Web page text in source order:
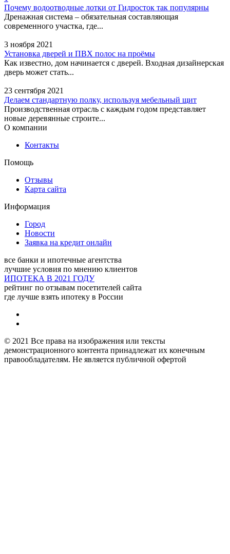
Омсксервис-риэлт,
агентство недвижимости
Пушкина, 67 к1 - 404
офис, 4 этаж
агентство недвижимости
и юридических услуг
Адрес:
Омск, улица
этаж
недвижимости
Адрес:
этаж
Империя-Риэлт,
агентство новостроек
Адрес:Омск, улица 70
лет Октября, 25/5 - 705
Разумный выбор,
агентство недвижимости
и юридических услуг
Почему водоотводные лотки от Гидросток так популярны
Дренажная система – обязательная составляющая
современного участка, где...
3 ноября 2021
Установка дверей и ПВХ полос на проёмы
Как известно, дом начинается с дверей. Входная дизайнерская
дверь может стать...
23 сентября 2021
Делаем стандартную полку, используя мебельный щит
Производственная отрасль с каждым годом представляет
новые деревянные строите...
О компании
Контакты
Помощь
Отзывы
Карта сайта
Информация
Город
Новости
Заявка на кредит онлайн
все банки и ипотечные агентства
лучшие условия по мнению клиентов
ИПОТЕКА В 2021 ГОДУ
рейтинг по отзывам посетителей сайта
где лучше взять ипотеку в России
© 2021 Все права на изображения или тексты
демонстрационного контента принадлежат их конечным
правообладателям. Не является публичной офертой